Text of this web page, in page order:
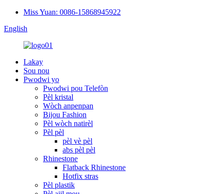
Miss Yuan: 0086-15868945922
English
Lakay
Sou nou
Pwodwi yo
Pwodwi pou Telefòn
Pèl kristal
Wòch anpenpan
Bijou Fashion
Pèl wòch natirèl
Pèl pèl
pèl vè pèl
abs pèl pèl
Rhinestone
Flatback Rhinestone
Hotfix stras
Pèl plastik